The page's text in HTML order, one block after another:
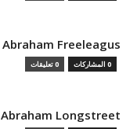
Abraham Freeleagus
0 المشاركات 0 تعليقات
Abraham Longstreet